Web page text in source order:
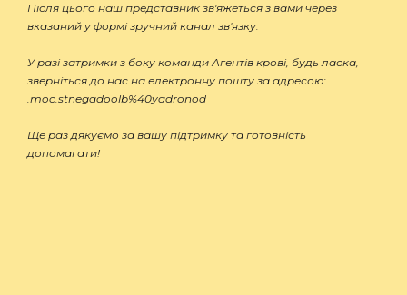
Після цього наш представник зв'яжеться з вами через
вказаний у формі зручний канал зв'язку.
У разі затримки з боку команди Агентів крові, будь ласка,
зверніться до нас на електронну пошту за адресою:
.moc.stnegadoolb%40yadronod
Ще раз дякуємо за вашу підтримку та готовність
допомагати!